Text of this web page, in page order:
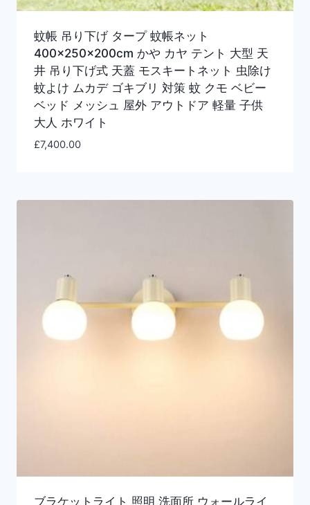
蚊帳 吊り下げ タープ 蚊帳ネット
400×250×200cm かや カヤ テント 大型 天
井 吊り下げ式 天蓋 モスキートネット 虫除け
蚊よけ ムカデ ゴキブリ 対策 蚊 クモ ベビー
ベッド メッシュ 屋外 アウトドア 軽量 子供
大人 ホワイト
£7,400.00
ブラケットライト 照明 洗面所 ウォールライ